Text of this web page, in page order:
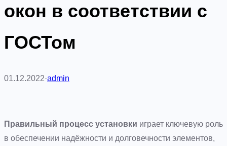
окон в соответствии с
ГОСТом
01.12.2022·admin
Правильный процесс установки играет ключевую роль
в обеспечении надёжности и долговечности элементов,